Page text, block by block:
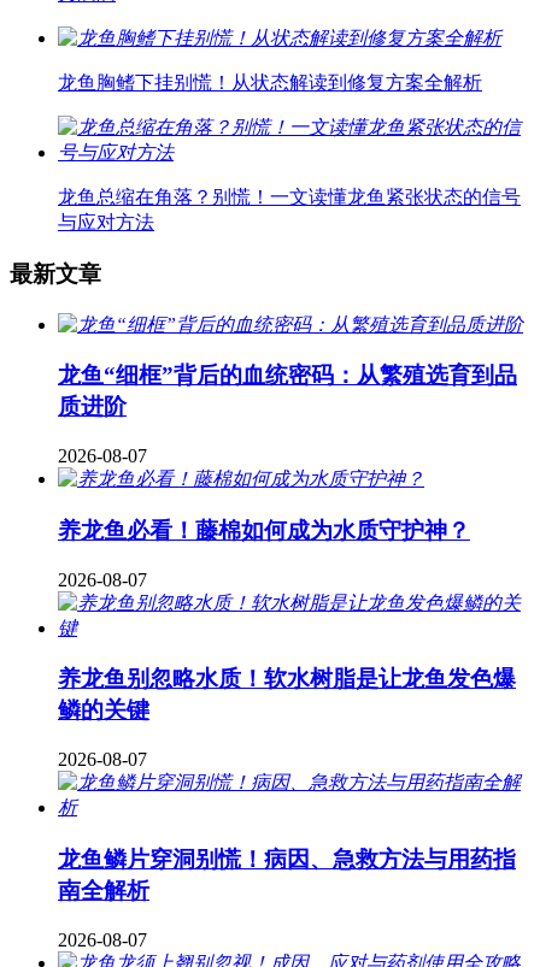
龙鱼胸鳍下挂别慌！从状态解读到修复方案全解析
龙鱼总缩在角落？别慌！一文读懂龙鱼紧张状态的信号
与应对方法
最新文章
龙鱼“细框”背后的血统密码：从繁殖选育到品
质进阶
2026-08-07
养龙鱼必看！藤棉如何成为水质守护神？
2026-08-07
养龙鱼别忽略水质！软水树脂是让龙鱼发色爆
鳞的关键
2026-08-07
龙鱼鳞片穿洞别慌！病因、急救方法与用药指
南全解析
2026-08-07